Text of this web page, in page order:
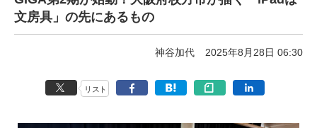
文房具」の先にあるもの
神谷加代 2025年8月28日 06:30
リスト